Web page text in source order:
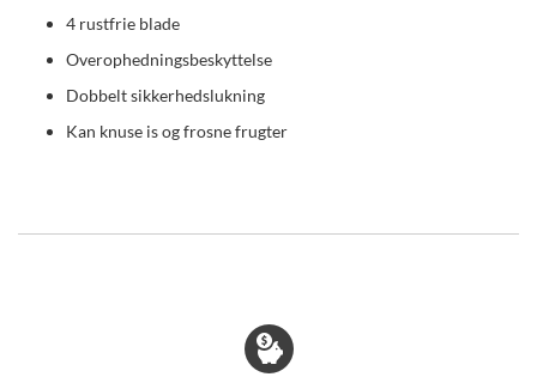
4 rustfrie blade
Overophedningsbeskyttelse
Dobbelt sikkerhedslukning
Kan knuse is og frosne frugter